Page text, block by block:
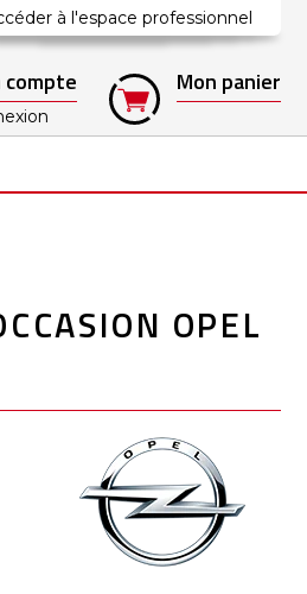
à l'espace professionnel
compte Mon panier
OPEL